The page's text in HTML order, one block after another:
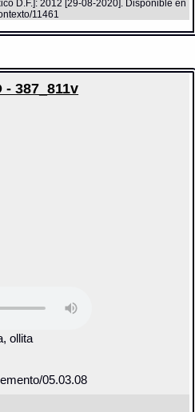
D.F.]: 2012 [29-08-2020]. Disponible en
11461
- 387_811v
ollita
05.03.08